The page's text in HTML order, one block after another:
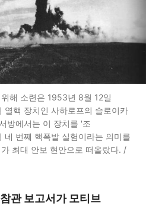
해 소련은 1953년 8월 12일
열핵 장치인 사하로프의 슬로이카
방에서는 이 장치를 '조
번째 핵폭발 실험이라는 의미를
최대 안보 현안으로 떠올랐다. /
관 보고서가 모티브